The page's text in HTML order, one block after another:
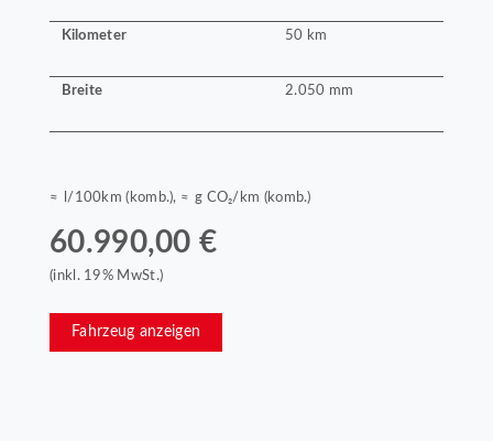
Kilometer 50 km
Breite 2.050 mm
≈ l/100km (komb.), ≈ g CO₂/km (komb.)
60.990,00 €
(inkl. 19% MwSt.)
Fahrzeug anzeigen